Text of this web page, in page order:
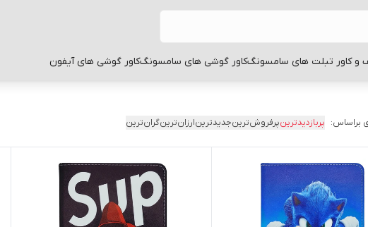
و کاور تبلت های سامسونگکاور گوشی های سامسونگکاور گوشی های آیفون
براساس: پربازدیدترینپرفروش‌ترینجدیدترینارزان‌ترینگران‌ترین